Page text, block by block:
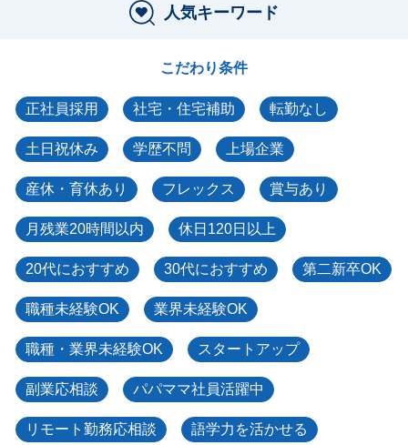
人気キーワード
こだわり条件
正社員採用 社宅・住宅補助 転勤なし
土日祝休み 学歴不問 上場企業
産休・育休あり フレックス 賞与あり
月残業20時間以内 休日120日以上
20代におすすめ 30代におすすめ 第二新卒OK
職種未経験OK 業界未経験OK
職種・業界未経験OK スタートアップ
副業応相談 パパママ社員活躍中
リモート勤務応相談 語学力を活かせる